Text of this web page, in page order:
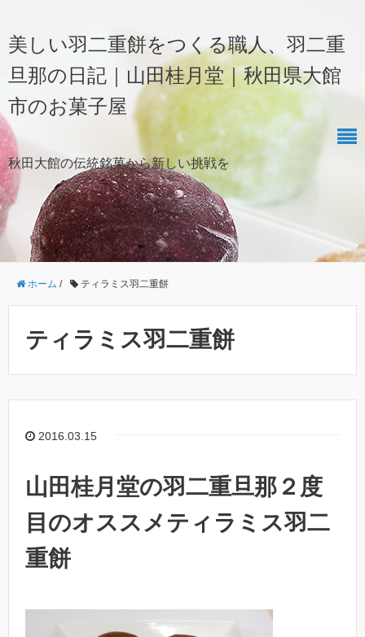
美しい羽二重餅をつくる職人、羽二重
旦那の日記｜山田桂月堂｜秋田県大館
市のお菓子屋
秋田大館の伝統銘菓から新しい挑戦を
ホーム / ティラミス羽二重餅
ティラミス羽二重餅
2016.03.15
山田桂月堂の羽二重旦那２度
目のオススメティラミス羽二
重餅